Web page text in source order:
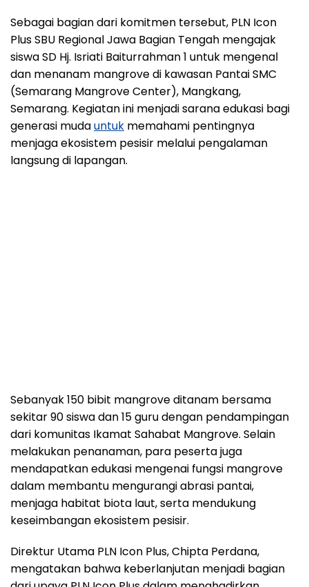
Sebagai bagian dari komitmen tersebut, PLN Icon
Plus SBU Regional Jawa Bagian Tengah mengajak
siswa SD Hj. Isriati Baiturrahman 1 untuk mengenal
dan menanam mangrove di kawasan Pantai SMC
(Semarang Mangrove Center), Mangkang,
Semarang. Kegiatan ini menjadi sarana edukasi bagi
generasi mudauntuk memahami pentingnya
menjaga ekosistem pesisir melalui pengalaman
langsung di lapangan.
Sebanyak 150 bibit mangrove ditanam bersama
sekitar 90 siswa dan 15 guru dengan pendampingan
dari komunitas Ikamat Sahabat Mangrove. Selain
melakukan penanaman, para peserta juga
mendapatkan edukasi mengenai fungsi mangrove
dalam membantu mengurangi abrasi pantai,
menjaga habitat biota laut, serta mendukung
keseimbangan ekosistem pesisir.
Direktur Utama PLN Icon Plus, Chipta Perdana,
mengatakan bahwa keberlanjutan menjadi bagian